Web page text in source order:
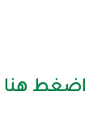
اضغط هنا